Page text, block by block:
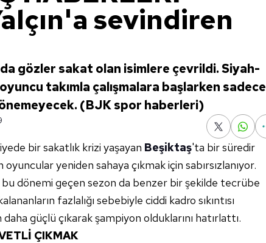
sevindiren
gözler sakat olan isimlere çevrildi. Siyah-
takımla çalışmalara başlarken sadece
(BJK spor haberleri)
bir sakatlık krizi yaşayan Beşiktaş'ta bir süredir
yeniden sahaya çıkmak için sabırsızlanıyor.
bu dönemi geçen sezon da benzer bir şekilde tecrübe
fazlalığı sebebiyle ciddi kadro sıkıntısı
daha güçlü çıkarak şampiyon olduklarını hatırlattı.
ÇIKMAK